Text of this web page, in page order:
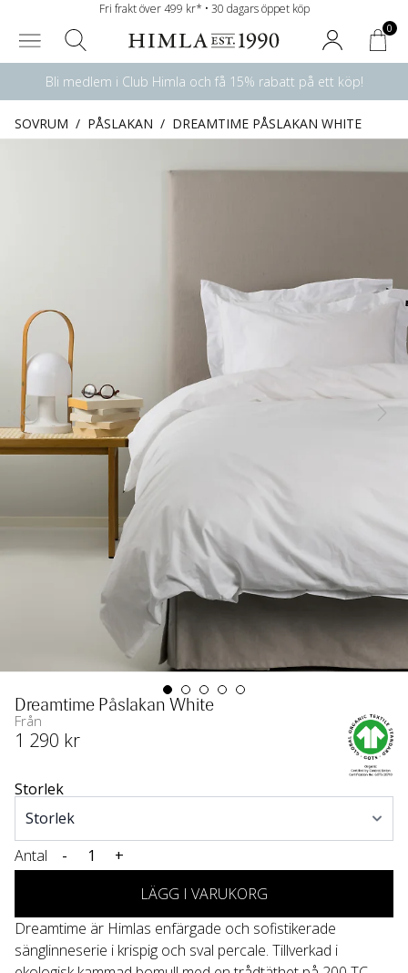
Fri frakt över 499 kr* • 30 dagars öppet köp
0
Bli medlem i Club Himla och få 15% rabatt på ett köp!
SOVRUM / PÅSLAKAN / DREAMTIME PÅSLAKAN WHITE
Dreamtime Påslakan White
Från
1 290 kr
Storlek
Antal -
+
LÄGG I VARUKORG
Dreamtime är Himlas enfärgade och sofistikerade
sänglinneserie i krispig och sval percale. Tillverkad i